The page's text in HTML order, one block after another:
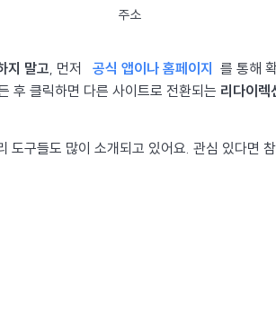
주소
지 말고, 먼저 공식 앱이나 홈페이지
를 통해
후 클릭하면 다른 사이트로 전환되는 리다이렉
도구들도 많이 소개되고 있어요. 관심 있다면